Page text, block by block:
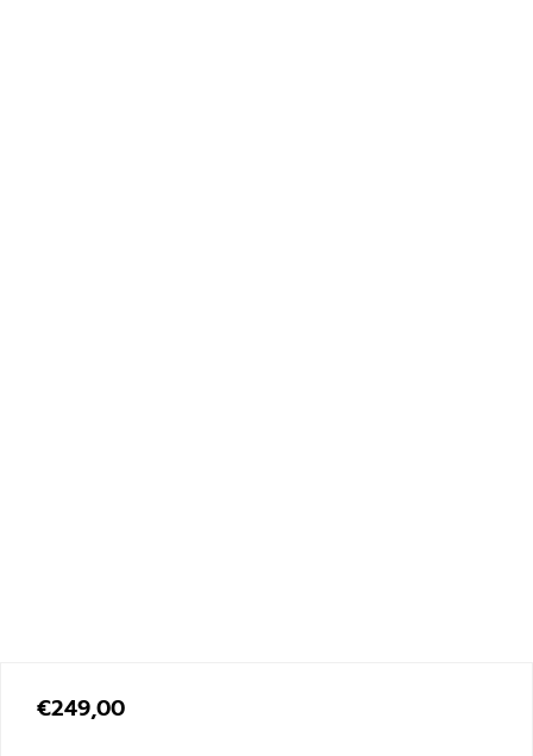
€249,00